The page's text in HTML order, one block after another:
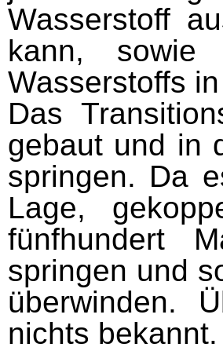
Wasserstoff
kann, sowie
Wasserstoffs
Das
gebaut und in
springen. Da
Lage,
fünfhundert
springen und
überwinden.
nichts bekannt.